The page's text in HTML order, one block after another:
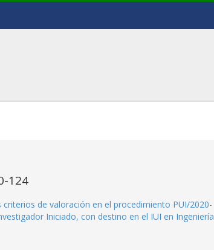
124
de valoración en el procedimiento PUI/2020-
Iniciado, con destino en el IUI en Ingeniería